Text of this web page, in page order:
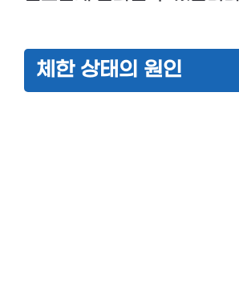
체한 상태의 원인